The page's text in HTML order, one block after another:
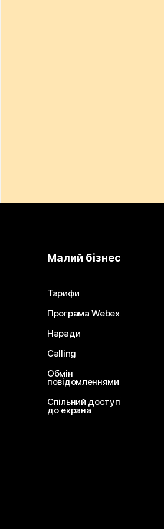
Малий бізнес
Тарифи
Програма Webex
Наради
Calling
Обмін
повідомленнями
Спільний доступ
до екрана